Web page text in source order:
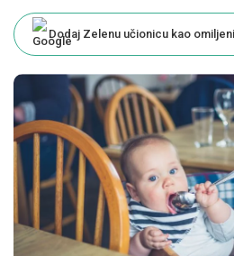
Dodaj Zelenu učionicu kao